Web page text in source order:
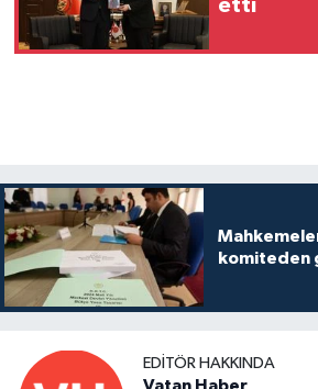
etti
komiteden
EDITÖR HAKKINDA